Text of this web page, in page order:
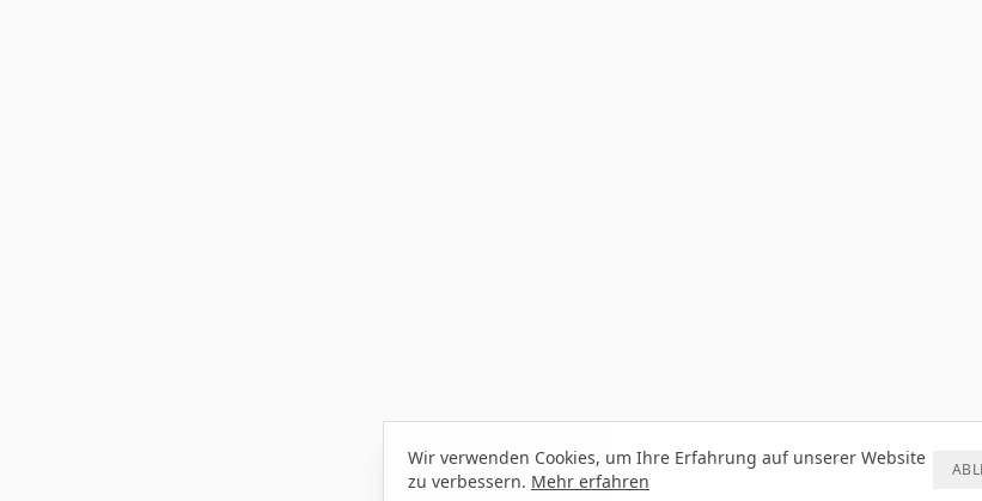
Wir verwenden Cookies, um Ihre Erfahrung auf unserer Website
zu verbessern. Mehr erfahren